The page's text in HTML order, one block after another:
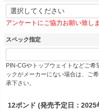
(
須
アンケートにご協力お願い致しま
スペック指定
PIN-CGやトップウェイトなどご
ックがメーカーにない場合は、ご
承下さい。
12ポンド (発売予定日：2025